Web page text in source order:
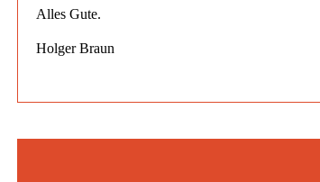
Alles Gute.
Holger Braun